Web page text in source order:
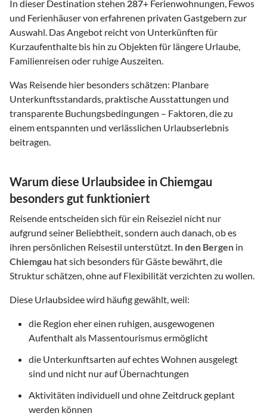
In dieser Destination stehen 287+ Ferienwohnungen, Fewos
und Ferienhäuser von erfahrenen privaten Gastgebern zur
Auswahl. Das Angebot reicht von Unterkünften für
Kurzaufenthalte bis hin zu Objekten für längere Urlaube,
Familienreisen oder ruhige Auszeiten.
Was Reisende hier besonders schätzen: Planbare
Unterkunftsstandards, praktische Ausstattungen und
transparente Buchungsbedingungen – Faktoren, die zu
einem entspannten und verlässlichen Urlaubserlebnis
beitragen.
Warum diese Urlaubsidee in Chiemgau
besonders gut funktioniert
Reisende entscheiden sich für ein Reiseziel nicht nur
aufgrund seiner Beliebtheit, sondern auch danach, ob es
ihren persönlichen Reisestil unterstützt. In den Bergen in
Chiemgau hat sich besonders für Gäste bewährt, die
Struktur schätzen, ohne auf Flexibilität verzichten zu wollen.
Diese Urlaubsidee wird häufig gewählt, weil:
die Region eher einen ruhigen, ausgewogenen
Aufenthalt als Massentourismus ermöglicht
die Unterkunftsarten auf echtes Wohnen ausgelegt
sind und nicht nur auf Übernachtungen
Aktivitäten individuell und ohne Zeitdruck geplant
werden können